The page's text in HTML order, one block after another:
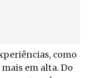
como
em alta. Do